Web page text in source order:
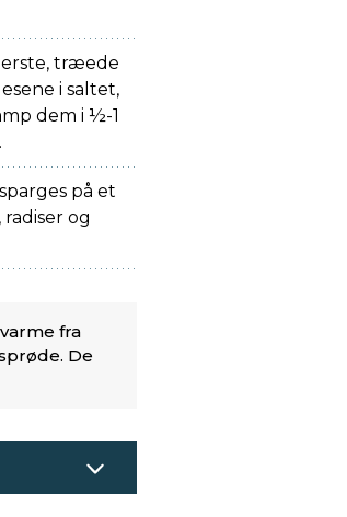
træede
i saltet,
dem i ½-1
på et
og
fra
De